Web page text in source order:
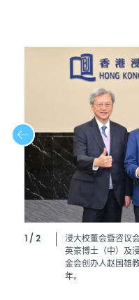
1 / 2
浸大校董会暨咨议
英豪博士（中）及
金会创办人赵国雄
年。